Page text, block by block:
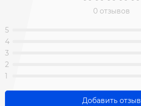
0 отзывов
5
4
3
2
1
Добавить отзыв